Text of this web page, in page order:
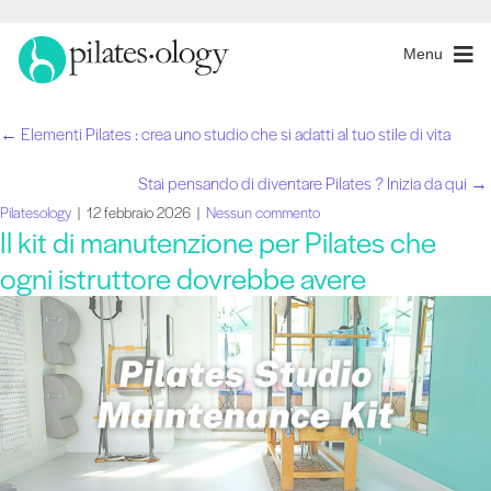
Menu
Navigazione
tra
i
post
← Elementi Pilates : crea uno studio che si adatti al tuo stile di vita
Stai pensando di diventare Pilates ? Inizia da qui →
Pilatesology | 12 febbraio 2026 | Nessun commento
Il kit di manutenzione per Pilates che
ogni istruttore dovrebbe avere